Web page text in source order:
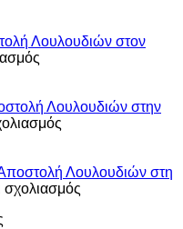
Αποστολή
Γλυφάδα☎️
Λουλουδιών στον
–
Αποστολή
Άλιμο
Λουλουδιών στην
–
Αποστολή
Λουλουδιών στη
σχολιασμός